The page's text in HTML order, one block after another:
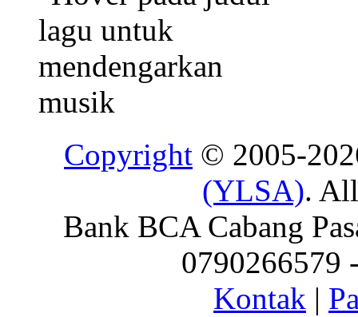
Copyright © 2005-
(YLSA).
Bank BCA Cabang
0790266579
Kontak |